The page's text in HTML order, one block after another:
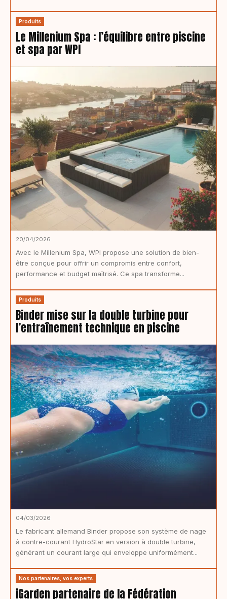
Produits
Le Millenium Spa : l’équilibre entre piscine
et spa par WPI
20/04/2026
Avec le Millenium Spa, WPI propose une solution de bien-
être conçue pour offrir un compromis entre confort,
performance et budget maîtrisé. Ce spa transforme...
Produits
Binder mise sur la double turbine pour
l’entraînement technique en piscine
04/03/2026
Le fabricant allemand Binder propose son système de nage
à contre-courant HydroStar en version à double turbine,
générant un courant large qui enveloppe uniformément...
Nos partenaires, vos experts
iGarden partenaire de la Fédération